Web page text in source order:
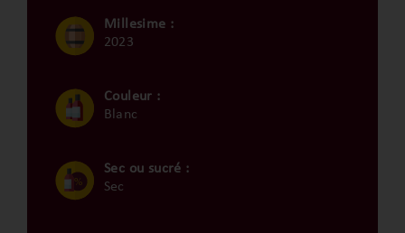
Millesime :
2023
Couleur :
Blanc
Sec ou sucré :
Sec